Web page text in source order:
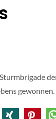
gewonnen.